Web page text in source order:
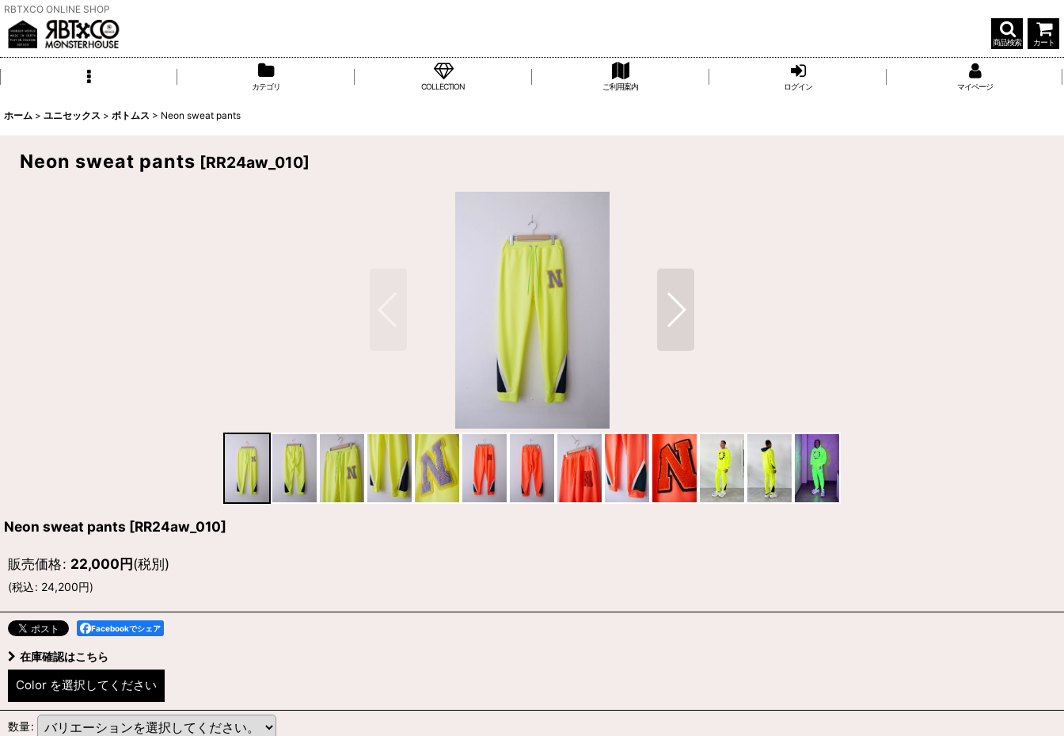
RBTXCO ONLINE SHOP
商品検索 カート
カテゴリ COLLECTION ご利用案内 ログイン マイページ
ホーム > ユニセックス > ボトムス > Neon sweat pants
Neon sweat pants [RR24aw_010]
Neon sweat pants [RR24aw_010]
販売価格: 22,000円(税別)
(税込: 24,200円)
Facebookでシェア
在庫確認はこちら
Color を選択してください
数量: